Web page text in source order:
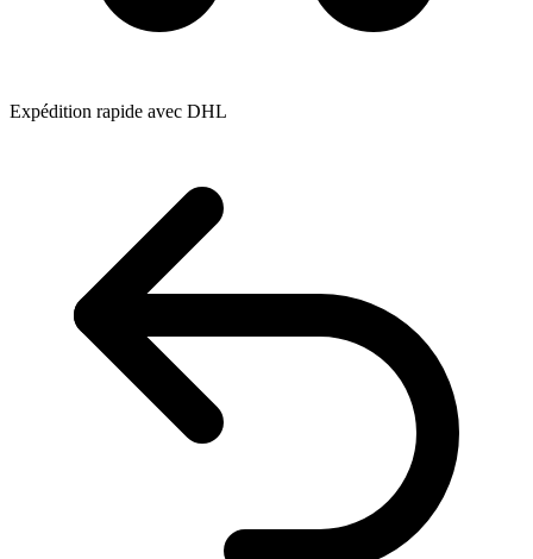
Expédition rapide avec DHL